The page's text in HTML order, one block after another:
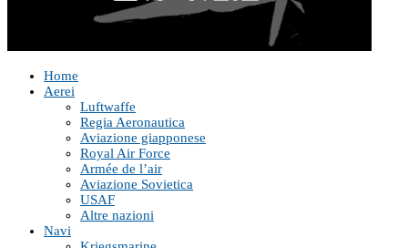
Home
Aerei
Luftwaffe
Regia Aeronautica
Aviazione giapponese
Royal Air Force
Armée de l’air
Aviazione Sovietica
USAF
Altre nazioni
Navi